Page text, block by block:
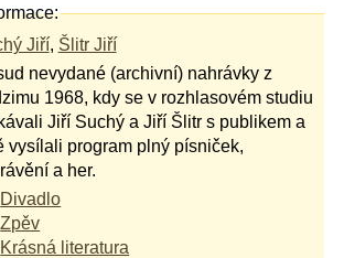
Jiří, Šlitr Jiří
nevydané (archivní) nahrávky z
1968, kdy se v rozhlasovém studiu
Jiří Suchý a Jiří Šlitr s publikem a
vysílali program plný písniček,
a her.
Divadlo
Zpěv
Krásná literatura